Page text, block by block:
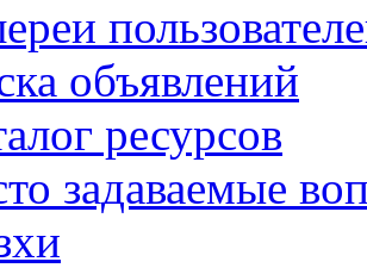
объявлений
ресурсов
задаваемые